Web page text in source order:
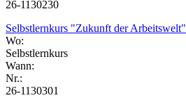
26-1130230
Selbstlernkurs "Zukunft der Arbeitswelt"
Wo:
Selbstlernkurs
Wann:
Nr.:
26-1130301